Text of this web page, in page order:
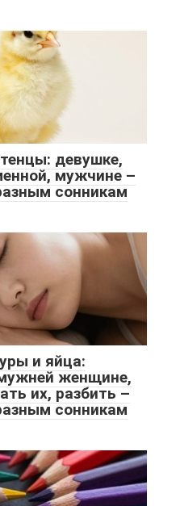
девушке,
мужчине –
сонникам
и яйца:
женщине,
их, разбить –
сонникам